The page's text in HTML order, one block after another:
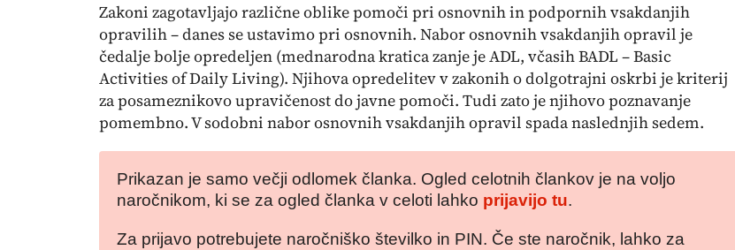
Zakoni zagotavljajo različne oblike pomoči pri osnovnih in podpornih vsakdanjih
opravilih – danes se ustavimo pri osnovnih. Nabor osnovnih vsakdanjih opravil je
čedalje bolje opredeljen (mednarodna kratica zanje je ADL, včasih BADL –Basic
Activities of Daily Living). Njihova opredelitev v zakonih o dolgotrajni oskrbi je kriterij
za posameznikovo upravičenost do javne pomoči. Tudi zato je njihovo poznavanje
pomembno. V sodobni nabor osnovnih vsakdanjih opravil spada naslednjih sedem.
Prikazan je samo večji odlomek članka. Ogled celotnih člankov je na voljo
naročnikom, ki se za ogled članka v celoti lahko prijavijo tu.
Za prijavo potrebujete naročniško številko in PIN. Če ste naročnik, lahko za